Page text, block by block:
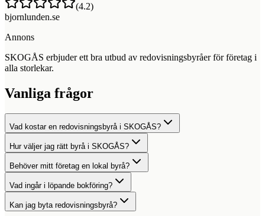
(4.2)
bjornlunden.se
Annons
SKOGÅS erbjuder ett bra utbud av redovisningsbyråer för företag i
alla storlekar.
Vanliga frågor
Vad kostar en redovisningsbyrå i SKOGÅS?
Hur väljer jag rätt byrå i SKOGÅS?
Behöver mitt företag en lokal byrå?
Vad ingår i löpande bokföring?
Kan jag byta redovisningsbyrå?